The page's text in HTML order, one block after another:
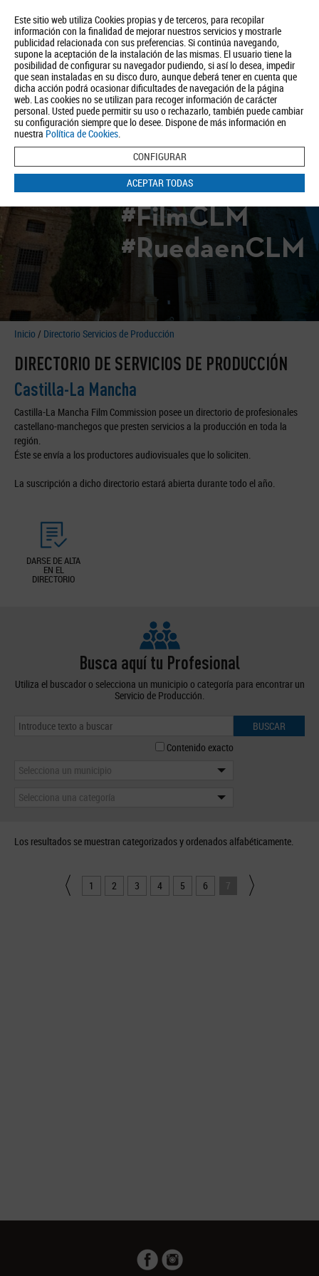
Este sitio web utiliza Cookies propias y de terceros, para recopilar
información con la finalidad de mejorar nuestros servicios y mostrarle
publicidad relacionada con sus preferencias. Si continúa navegando,
supone la aceptación de la instalación de las mismas. El usuario tiene la
posibilidad de configurar su navegador pudiendo, si así lo desea, impedir
que sean instaladas en su disco duro, aunque deberá tener en cuenta que
dicha acción podrá ocasionar dificultades de navegación de la página
web. Las cookies no se utilizan para recoger información de carácter
personal. Usted puede permitir su uso o rechazarlo, también puede cambiar
su configuración siempre que lo desee. Dispone de más información en
nuestra Política de Cookies.
CONFIGURAR
ACEPTAR TODAS
Quiénes somos Turismo Política de Privacidad Aviso Legal
Política de Cookies
BUSCAR
#FilmCLM
#RuedaenCLM
Inicio / Directorio Servicios de Producción
DIRECTORIO DE SERVICIOS DE PRODUCCIÓN
Castilla-La Mancha
Castilla-La Mancha Film Commission posee un directorio de profesionales
castellano-manchegos que presten servicios a la producción en toda la
región.
Éste se envía a los productores audiovisuales que lo soliciten.
La suscripción a dicho directorio estará abierta durante todo el año.
DARSE DE ALTA
EN EL
DIRECTORIO
Busca aquí tu Profesional
Utiliza el buscador o selecciona un municipio o categoría para encontrar un
Servicio de Producción.
BUSCAR
Contenido exacto
Selecciona un municipio
Selecciona una categoría
Los resultados se muestran categorizados y ordenados alfabéticamente.
1 2 3 4 5 6 7